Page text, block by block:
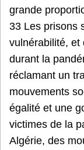
grande
33 Les prisons
vulnérabilité, et
durant la
réclamant un
mouvements
égalité et une
victimes de la
Algérie, des